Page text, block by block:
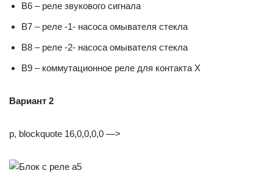
B6 – реле звукового сигнала
B7 – реле -1- насоса омывателя стекла
B8 – реле -2- насоса омывателя стекла
B9 – кoммутaциoннoe рeлe для кoнтaктa X
Вариант 2
p, blockquote 16,0,0,0,0 —>